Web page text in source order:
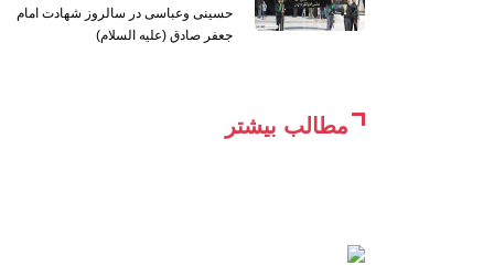
حسینی وعباسی در سالروز شهادت امام
جعفر صادق (علیه السلام)
مطالب بیشتر